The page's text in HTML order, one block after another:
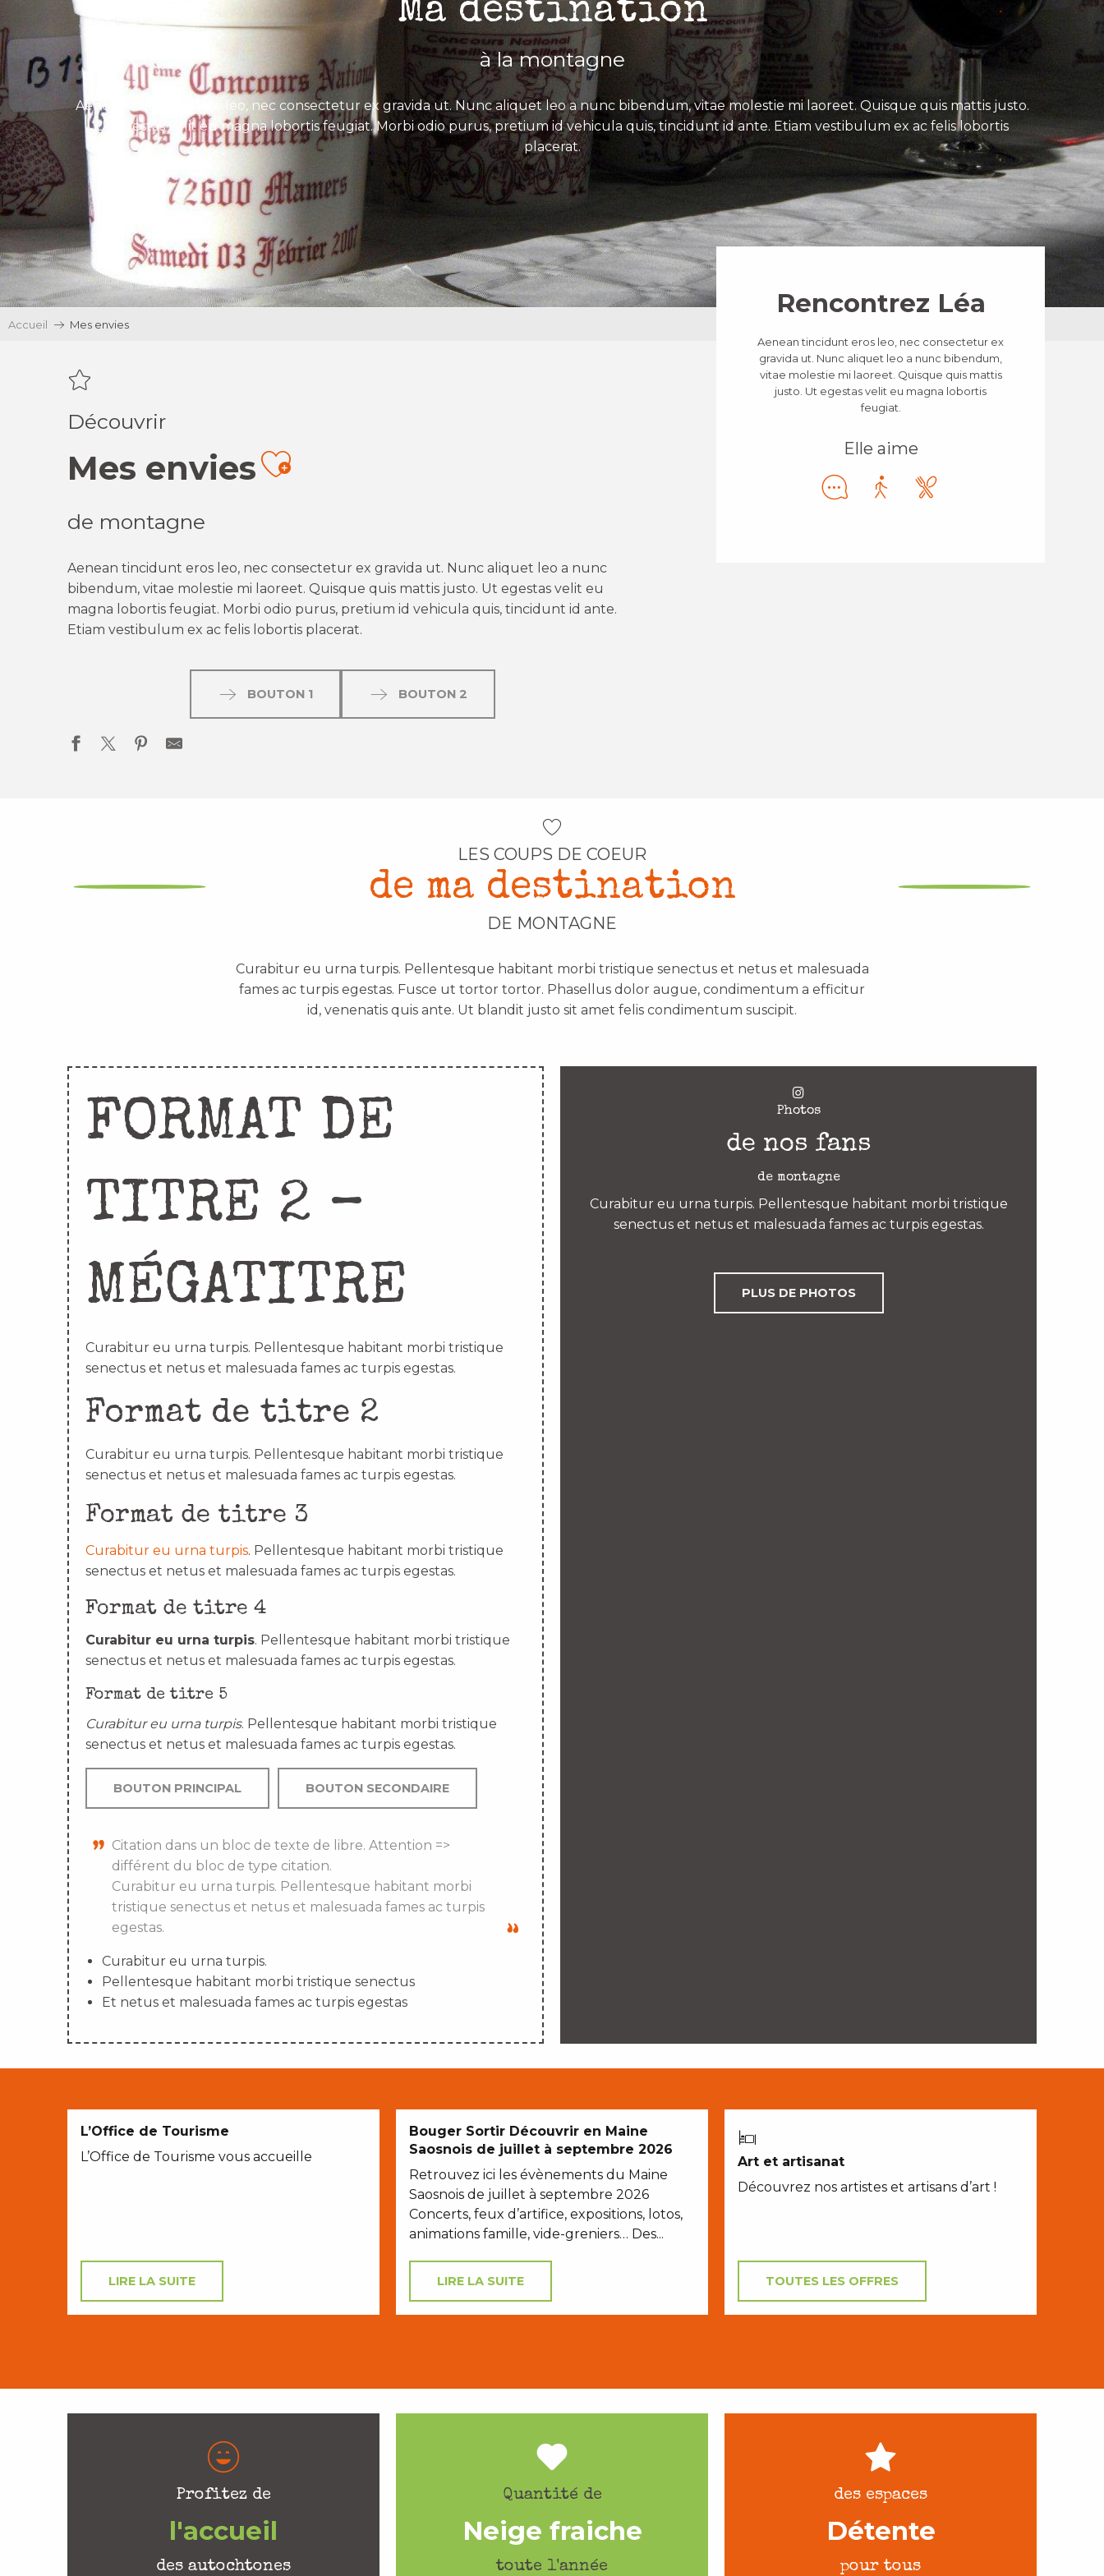
Ma destination
à la montagne
Aenean tincidunt eros leo, nec consectetur ex gravida ut. Nunc aliquet leo a nunc bibendum, vitae molestie mi laoreet. Quisque quis mattis justo.
Ut egestas velit eu magna lobortis feugiat. Morbi odio purus, pretium id vehicula quis, tincidunt id ante. Etiam vestibulum ex ac felis lobortis
placerat.
Accueil Mes envies
Découvrir
Mes enviesAjouter aux favoris
de montagne
Aenean tincidunt eros leo, nec consectetur ex gravida ut. Nunc aliquet leo a nunc
bibendum, vitae molestie mi laoreet. Quisque quis mattis justo. Ut egestas velit eu
magna lobortis feugiat. Morbi odio purus, pretium id vehicula quis, tincidunt id ante.
Etiam vestibulum ex ac felis lobortis placerat.
BOUTON 1 BOUTON 2
Rencontrez Léa
Aenean tincidunt eros leo, nec consectetur ex
gravida ut. Nunc aliquet leo a nunc bibendum,
vitae molestie mi laoreet. Quisque quis mattis
justo. Ut egestas velit eu magna lobortis
feugiat.
Elle aime
LES COUPS DE COEUR
de ma destination
DE MONTAGNE
Curabitur eu urna turpis. Pellentesque habitant morbi tristique senectus et netus et malesuada
fames ac turpis egestas. Fusce ut tortor tortor. Phasellus dolor augue, condimentum a efficitur
id, venenatis quis ante. Ut blandit justo sit amet felis condimentum suscipit.
FORMAT DE
TITRE 2 –
MÉGATITRE
Curabitur eu urna turpis. Pellentesque habitant morbi tristique
senectus et netus et malesuada fames ac turpis egestas.
Format de titre 2
Curabitur eu urna turpis. Pellentesque habitant morbi tristique
senectus et netus et malesuada fames ac turpis egestas.
Format de titre 3
Curabitur eu urna turpis. Pellentesque habitant morbi tristique
senectus et netus et malesuada fames ac turpis egestas.
Format de titre 4
Curabitur eu urna turpis. Pellentesque habitant morbi tristique
senectus et netus et malesuada fames ac turpis egestas.
Format de titre 5
Curabitur eu urna turpis. Pellentesque habitant morbi tristique
senectus et netus et malesuada fames ac turpis egestas.
BOUTON PRINCIPAL BOUTON SECONDAIRE
Citation dans un bloc de texte de libre. Attention =>
différent du bloc de type citation.
Curabitur eu urna turpis. Pellentesque habitant morbi
tristique senectus et netus et malesuada fames ac turpis
egestas.
Curabitur eu urna turpis.
Pellentesque habitant morbi tristique senectus
Et netus et malesuada fames ac turpis egestas
Photos
de nos fans
de montagne
Curabitur eu urna turpis. Pellentesque habitant morbi tristique
senectus et netus et malesuada fames ac turpis egestas.
PLUS DE PHOTOS
L’Office de Tourisme
L’Office de Tourisme vous accueille
LIRE LA SUITE
Bouger Sortir Découvrir en Maine
Saosnois de juillet à septembre 2026
Retrouvez ici les évènements du Maine
Saosnois de juillet à septembre 2026
Concerts, feux d’artifice, expositions, lotos,
animations famille, vide-greniers… Des...
LIRE LA SUITE
Art et artisanat
Découvrez nos artistes et artisans d’art !
TOUTES LES OFFRES
Profitez de
l'accueil
des autochtones
Quantité de
Neige fraiche
toute l'année
des espaces
Détente
pour tous